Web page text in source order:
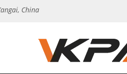
China